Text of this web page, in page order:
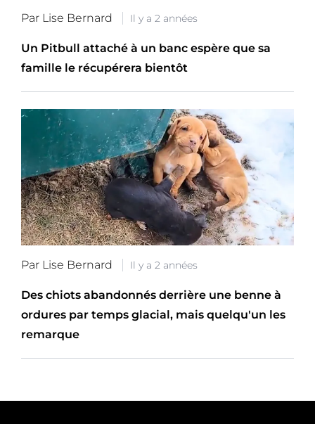
Par Lise Bernard Il y a 2 années
Un Pitbull attaché à un banc espère que sa
famille le récupérera bientôt
Par Lise Bernard Il y a 2 années
Des chiots abandonnés derrière une benne à
ordures par temps glacial, mais quelqu'un les
remarque